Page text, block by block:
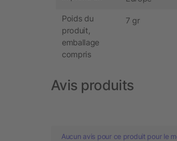
Poids du
produit,
emballage
compris
7 gr
Avis produits
Aucun avis pour ce produit pour le